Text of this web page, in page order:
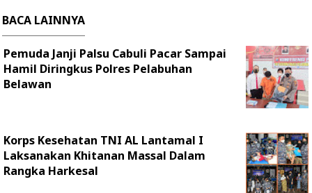
BACA LAINNYA
Pemuda Janji Palsu Cabuli Pacar Sampai
Hamil Diringkus Polres Pelabuhan
Belawan
Korps Kesehatan TNI AL Lantamal I
Laksanakan Khitanan Massal Dalam
Rangka Harkesal